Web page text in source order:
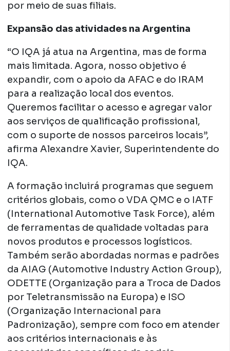
por meio de suas filiais.
Expansão das atividades na Argentina
“O IQA já atua na Argentina, mas de forma
mais limitada. Agora, nosso objetivo é
expandir, com o apoio da AFAC e do IRAM
para a realização local dos eventos.
Queremos facilitar o acesso e agregar valor
aos serviços de qualificação profissional,
com o suporte de nossos parceiros locais”,
afirma Alexandre Xavier, Superintendente do
IQA.
A formação incluirá programas que seguem
critérios globais, como o VDA QMC e o IATF
(International Automotive Task Force), além
de ferramentas de qualidade voltadas para
novos produtos e processos logísticos.
Também serão abordadas normas e padrões
da AIAG (Automotive Industry Action Group),
ODETTE (Organização para a Troca de Dados
por Teletransmissão na Europa) e ISO
(Organização Internacional para
Padronização), sempre com foco em atender
aos critérios internacionais e às